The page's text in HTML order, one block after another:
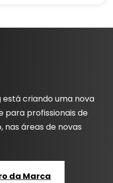
está criando uma nova
para profissionais de
nas áreas de novas
da Marca